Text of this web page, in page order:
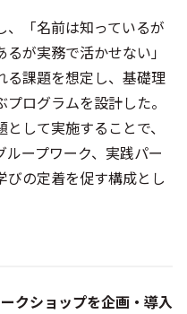
「名前は知っているが
が実務で活かせない」
る課題を想定し、基礎理
ログラムを設計した。
して実施することで、
ープワーク、実践パー
びの定着を促す構成とし
ークショップを企画・導入